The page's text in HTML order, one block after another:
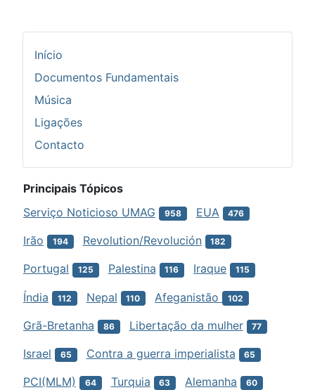
Início
Documentos Fundamentais
Música
Ligações
Contacto
Principais Tópicos
Serviço Noticioso UMAG
958 EUA 476
Irão 194 Revolution/Revolución 182
Portugal 125 Palestina 116 Iraque 115
Índia 112 Nepal 110 Afeganistão 102
Grã-Bretanha 86 Libertação da mulher 77
Israel 65 Contra a guerra imperialista 65
PCI(MLM) 64 Turquia 63 Alemanha 60